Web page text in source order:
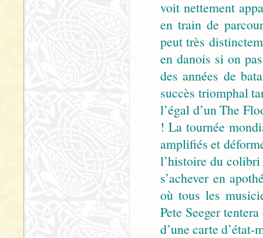
voit nettement
en train de
peut très
en danois si on
des années de
succès triomphal
l’égal d’un The
! La tournée
amplifiés et
l’histoire du
s’achever en
où tous les
Pete Seeger
d’une carte